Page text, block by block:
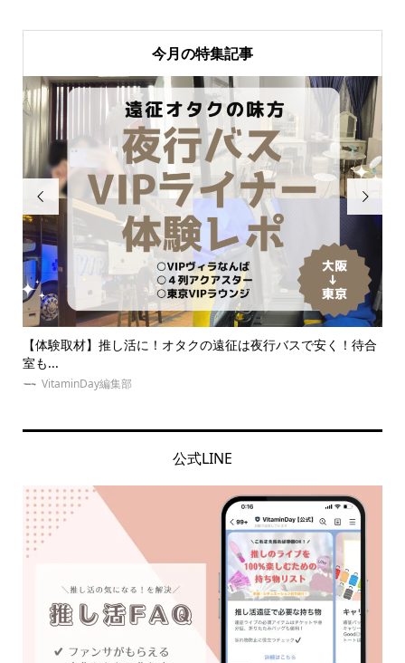
今月の特集記事

夏！東京・推し活にオススメのホテルとは？女子会・本人不在
の誕...
ゆめみぃ

公式LINE